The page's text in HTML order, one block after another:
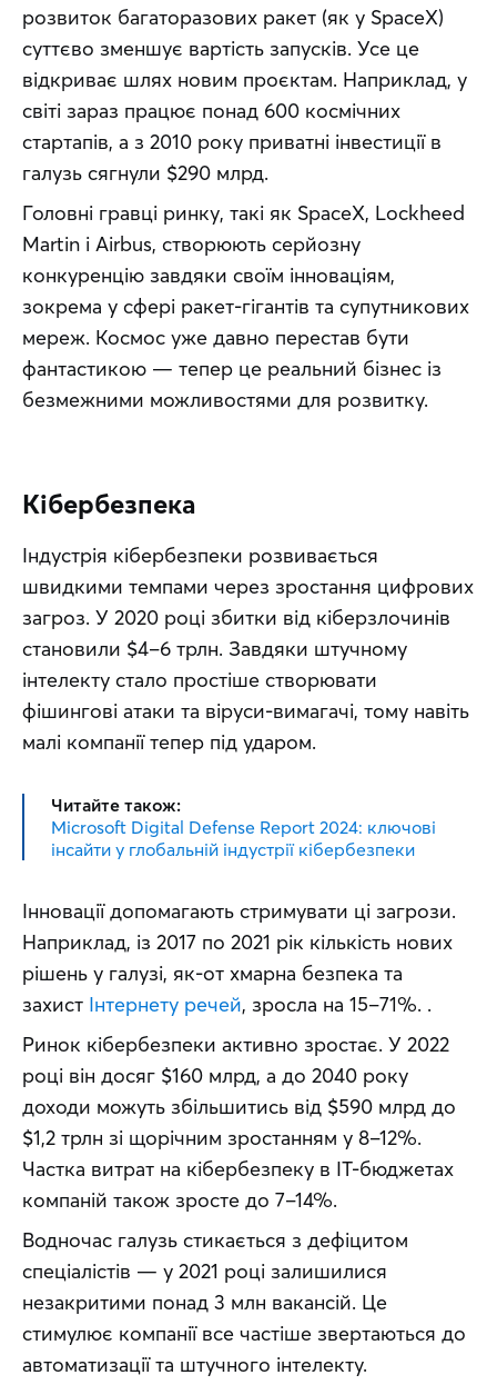
розвиток багаторазових ракет (як у SpaceX)
суттєво зменшує вартість запусків. Усе це
відкриває шлях новим проєктам. Наприклад, у
світі зараз працює понад 600 космічних
стартапів, а з 2010 року приватні інвестиції в
галузь сягнули $290 млрд.
Головні гравці ринку, такі як SpaceX, Lockheed
Martin і Airbus, створюють серйозну
конкуренцію завдяки своїм інноваціям,
зокрема у сфері ракет-гігантів та супутникових
мереж. Космос уже давно перестав бути
фантастикою — тепер це реальний бізнес із
безмежними можливостями для розвитку.
Кібербезпека
Індустрія кібербезпеки розвивається
швидкими темпами через зростання цифрових
загроз. У 2020 році збитки від кіберзлочинів
становили $4–6 трлн. Завдяки штучному
інтелекту стало простіше створювати
фішингові атаки та віруси-вимагачі, тому навіть
малі компанії тепер під ударом.
Читайте також:
Microsoft Digital Defense Report 2024: ключові
інсайти у глобальній індустрії кібербезпеки
Інновації допомагають стримувати ці загрози.
Наприклад, із 2017 по 2021 рік кількість нових
рішень у галузі, як-от хмарна безпека та
захист Інтернету речей, зросла на 15–71%. .
Ринок кібербезпеки активно зростає. У 2022
році він досяг $160 млрд, а до 2040 року
доходи можуть збільшитись від $590 млрд до
$1,2 трлн зі щорічним зростанням у 8–12%.
Частка витрат на кібербезпеку в IT-бюджетах
компаній також зросте до 7–14%.
Водночас галузь стикається з дефіцитом
спеціалістів — у 2021 році залишилися
незакритими понад 3 млн вакансій. Це
стимулює компанії все частіше звертаються до
автоматизації та штучного інтелекту.